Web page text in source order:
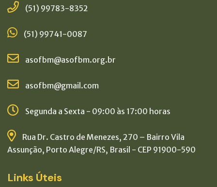
(51) 99783-8352
(51) 99741-0087
asofbm@asofbm.org.br
asofbm@gmail.com
Segunda a Sexta - 09:00 às 17:00 horas
Rua Dr. Castro de Menezes, 270 – Bairro Vila
Assunção, Porto Alegre/RS, Brasil - CEP 91900-590
Links Úteis